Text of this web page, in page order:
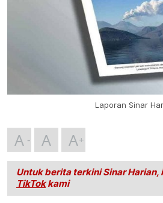
Laporan Sinar
A A A
Untuk berita terkini Sinar Harian,
TikTokkami